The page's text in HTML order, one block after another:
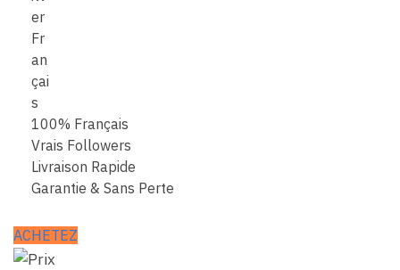
100% Français
Vrais Followers
Livraison Rapide
Garantie & Sans Perte
ACHETEZ